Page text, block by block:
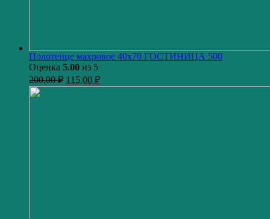
Полотенце махровое 40х70 ГОСТИНИЦА 500
Оценка 5.00 из 5
200,00₽ 115,00 ₽